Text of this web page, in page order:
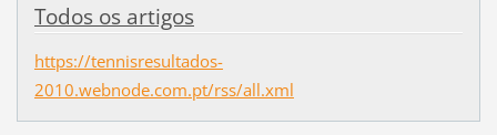
Todos os artigos
https://tennisresultados-
2010.webnode.com.pt/rss/all.xml